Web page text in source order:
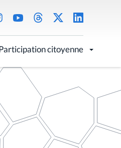
citoyenne